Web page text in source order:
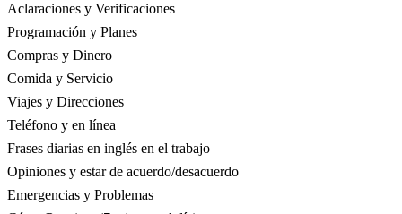
Aclaraciones y Verificaciones
Programación y Planes
Compras y Dinero
Comida y Servicio
Viajes y Direcciones
Teléfono y en línea
Frases diarias en inglés en el trabajo
Opiniones y estar de acuerdo/desacuerdo
Emergencias y Problemas